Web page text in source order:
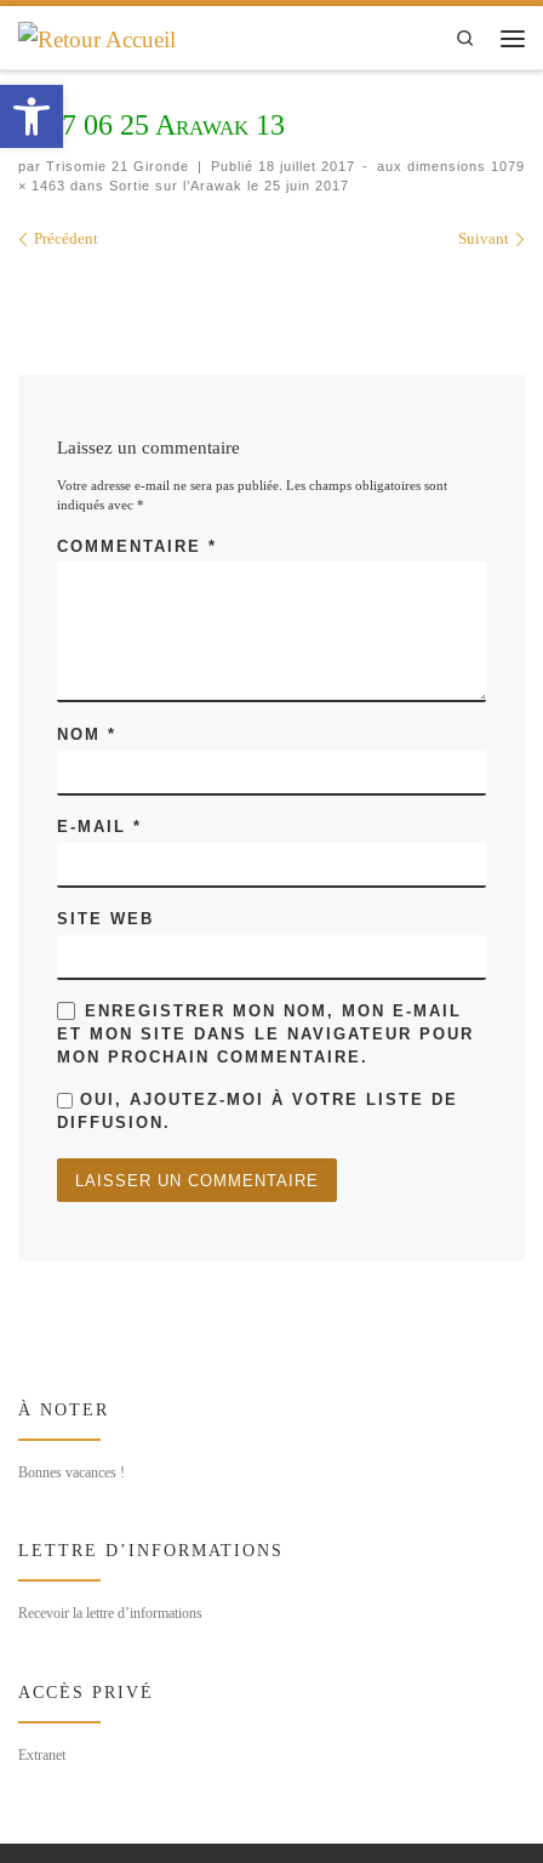
Passer au contenu
Search
2017 06 25 Arawak 13
par Trisomie 21 Gironde | Publié 18 juillet 2017 - aux dimensions 1079
× 1463 dans Sortie sur l’Arawak le 25 juin 2017
Navigation des images
Précédent Suivant
Laissez un commentaire
Votre adresse e-mail ne sera pas publiée. Les champs obligatoires sont
indiqués avec*
COMMENTAIRE*
NOM*
E-MAIL*
SITE WEB
ENREGISTRER MON NOM, MON E-MAIL
ET MON SITE DANS LE NAVIGATEUR POUR
MON PROCHAIN COMMENTAIRE.
OUI, AJOUTEZ-MOI À VOTRE LISTE DE
DIFFUSION.
À NOTER
Bonnes vacances !
LETTRE D’INFORMATIONS
Recevoir la lettre d’informations
ACCÈS PRIVÉ
Extranet
Ouvrir la barre d’outils